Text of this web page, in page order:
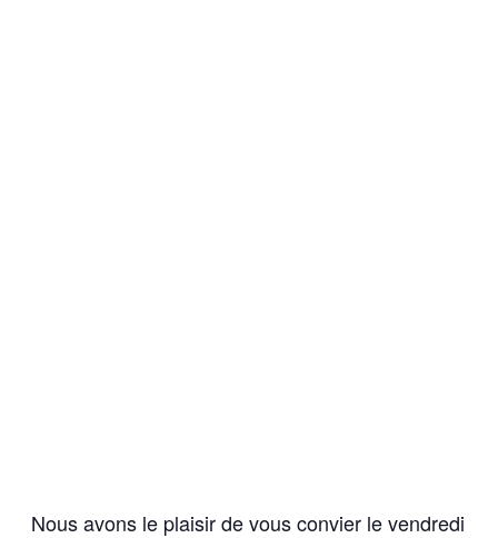
Nous avons le plaisir de vous convier le vendredi